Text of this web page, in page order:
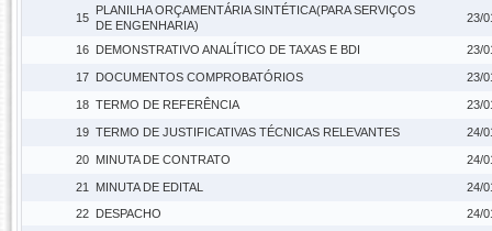
15
PLANILHA ORÇAMENTÁRIA SINTÉTICA(PARA SERVIÇOS
DE ENGENHARIA)
23/
16 DEMONSTRATIVO ANALÍTICO DE TAXAS E BDI 23/
17 DOCUMENTOS COMPROBATÓRIOS 23/
18 TERMO DE REFERÊNCIA 23/
19 TERMO DE JUSTIFICATIVAS TÉCNICAS RELEVANTES 24/
20 MINUTA DE CONTRATO 24/
21 MINUTA DE EDITAL
24/
22 DESPACHO
24/